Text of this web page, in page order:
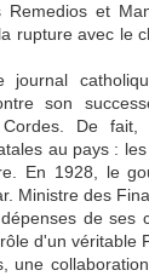
et
rupture avec le
journal
son
Cordes. De
au pays :
En 1928, le
Ministre des
de ses
d'un véritable
une